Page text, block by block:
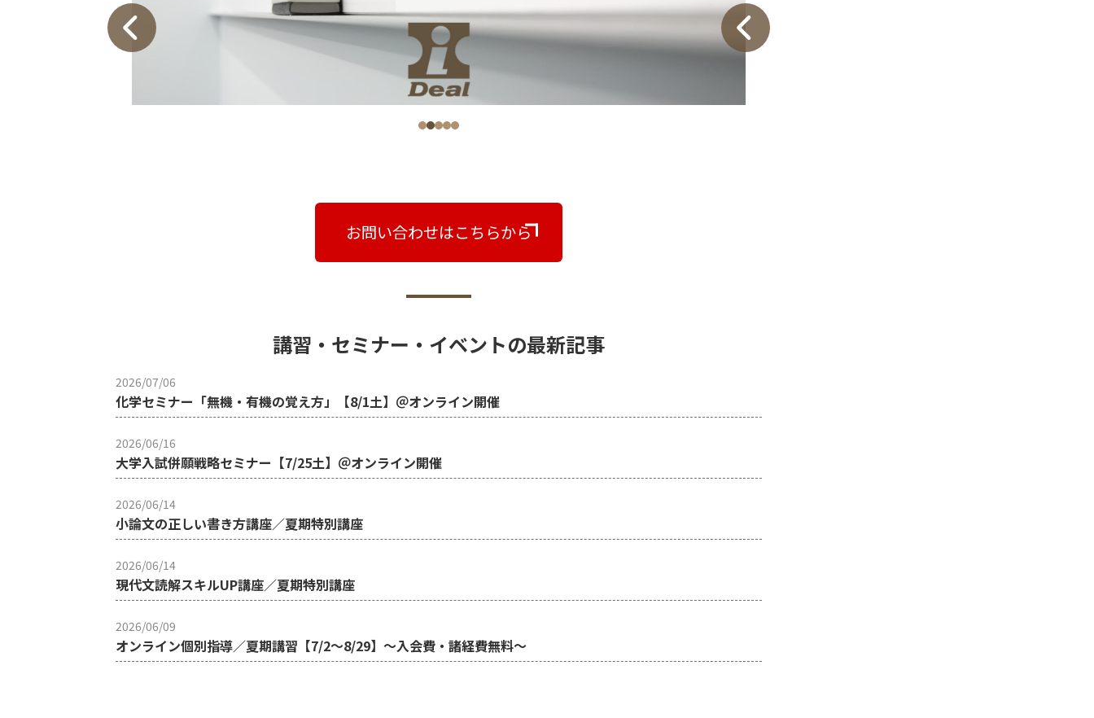
お問い合わせはこちらから
講習・セミナー・イベントの最新記事
2026/07/06
化学セミナー「無機・有機の覚え方」【8/1土】＠オンライン開催
2026/06/16
大学入試併願戦略セミナー【7/25土】＠オンライン開催
2026/06/14
小論文の正しい書き方講座／夏期特別講座
2026/06/14
現代文読解スキルUP講座／夏期特別講座
2026/06/09
オンライン個別指導／夏期講習【7/2～8/29】～入会費・諸経費無料～